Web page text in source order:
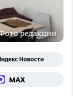
редакции